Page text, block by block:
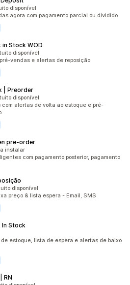
disponível
agora com pagamento parcial ou dividido
in Stock WOD
disponível
vendas e alertas de reposição
| Preorder
disponível
com alertas de volta ao estoque e pré-
pre‑order
instalar
com pagamento posterior, pagamento
disponível
preço & lista espera - Email, SMS
In Stock
estoque, lista de espera e alertas de baixo
RN